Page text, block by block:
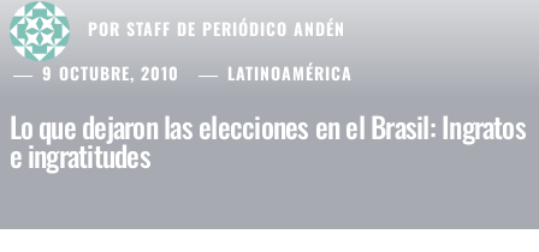
POR STAFF DE PERIÓDICO ANDÉN
9 OCTUBRE, 2010
LATINOAMÉRICA
Lo que dejaron las elecciones en el Brasil: Ingratos
e ingratitudes